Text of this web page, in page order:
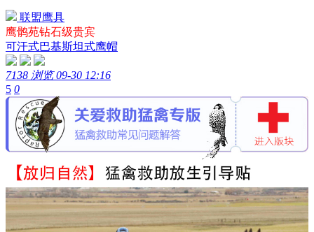
联盟鹰具
鹰鹘苑钻石级贵宾
可汗式巴基斯坦式鹰帽
7138 浏览 09-30 12:16
5 0